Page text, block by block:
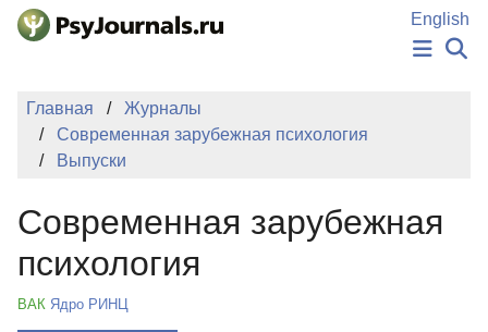
Перейти к основному содержанию
English
НОВОСТИ
ИЗДАНИЯ
АВТОРЫ
КЛЮЧЕВЫЕ СЛОВА
Регистрация
Главная
Журналы
Современная зарубежная психология
Выпуски
Современная зарубежная
психология
ВАК Ядро РИНЦ